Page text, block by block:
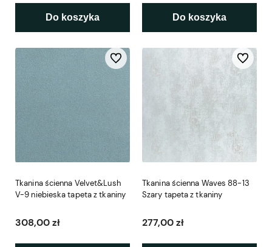
Do koszyka Do koszyka
Tkanina ścienna Velvet&Lush
V-9 niebieska tapeta z tkaniny
308,00 zł
Do ulubionych
Tkanina ścienna Waves 88-13
Szary tapeta z tkaniny
277,00 zł
Do